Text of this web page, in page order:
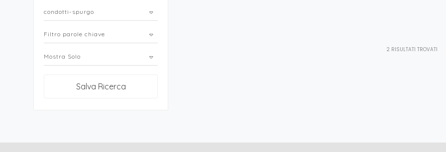
condotti-spurgo
Filtro parole chiave
Mostra Solo
Salva Ricerca
2 RISULTATI TROVATI